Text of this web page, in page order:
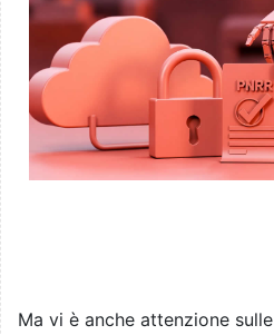
Ma vi è anche attenzione sulle